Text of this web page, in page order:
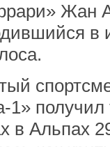
Жан
в
получил
в Альпах